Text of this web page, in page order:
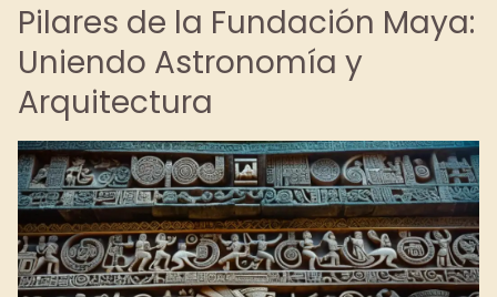
Pilares de la Fundación Maya:
Uniendo Astronomía y
Arquitectura